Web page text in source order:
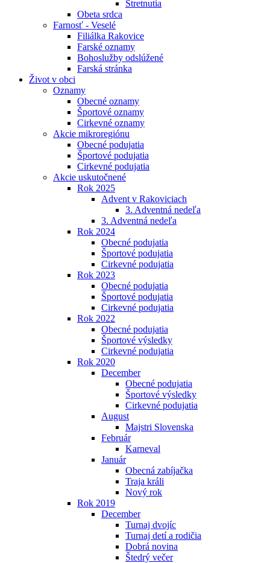
Stretnutia
Obeta srdca
Farnosť - Veselé
Filiálka Rakovice
Farské oznamy
Bohoslužby odslúžené
Farská stránka
Život v obci
Oznamy
Obecné oznamy
Športové oznamy
Cirkevné oznamy
Akcie mikroregiónu
Obecné podujatia
Športové podujatia
Cirkevné podujatia
Akcie uskutočnené
Rok 2025
Advent v Rakoviciach
3. Adventná nedeľa
3. Adventná nedeľa
Rok 2024
Obecné podujatia
Športové podujatia
Cirkevné podujatia
Rok 2023
Obecné podujatia
Športové podujatia
Cirkevné podujatia
Rok 2022
Obecné podujatia
Športové výsledky
Cirkevné podujatia
Rok 2020
December
Obecné podujatia
Športové výsledky
Cirkevné podujatia
August
Majstri Slovenska
Február
Karneval
Január
Obecná zabíjačka
Traja králi
Nový rok
Rok 2019
December
Turnaj dvojíc
Turnaj detí a rodičia
Dobrá novina
Štedrý večer